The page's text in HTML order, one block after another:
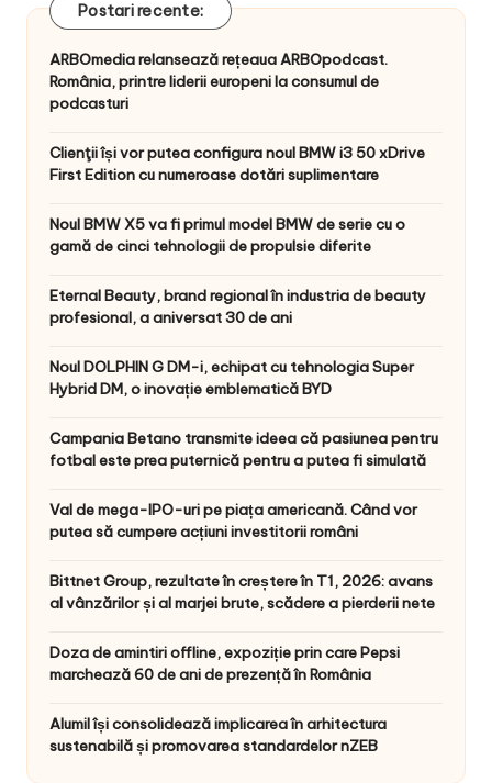
Postari recente:
ARBOmedia relansează rețeaua ARBOpodcast.
România, printre liderii europeni la consumul de
podcasturi
Clienţii își vor putea configura noul BMW i3 50 xDrive
First Edition cu numeroase dotări suplimentare
Noul BMW X5 va fi primul model BMW de serie cu o
gamă de cinci tehnologii de propulsie diferite
Eternal Beauty, brand regional în industria de beauty
profesional, a aniversat 30 de ani
Noul DOLPHIN G DM-i, echipat cu tehnologia Super
Hybrid DM, o inovație emblematică BYD
Campania Betano transmite ideea că pasiunea pentru
fotbal este prea puternică pentru a putea fi simulată
Val de mega-IPO-uri pe piața americană. Când vor
putea să cumpere acțiuni investitorii români
Bittnet Group, rezultate în creștere în T1, 2026: avans
al vânzărilor și al marjei brute, scădere a pierderii nete
Doza de amintiri offline, expoziție prin care Pepsi
marchează 60 de ani de prezență în România
Alumil își consolidează implicarea în arhitectura
sustenabilă și promovarea standardelor nZEB